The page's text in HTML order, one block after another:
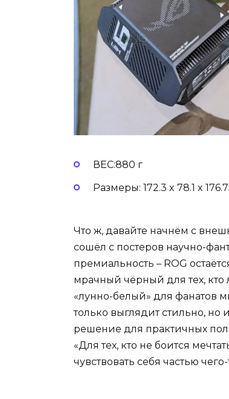
ВЕС:880 г
Размеры: 172.3 x 78.1 x
Что ж, давайте начнём с
сошёл с постеров научно-
премиальность – ROG
мрачный чёрный для тех, кто
«лунно-белый» для фанатов
только выглядит стильно, но
решение для практичных
«Для тех, кто не боится
чувствовать себя частью